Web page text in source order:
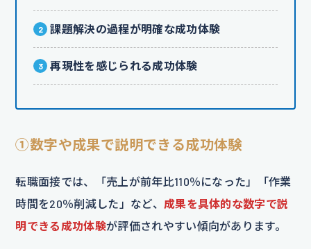
課題解決の過程が明確な成功体験
再現性を感じられる成功体験
①数字や成果で説明できる成功体験
転職面接では、「売上が前年比110％になった」「作業
時間を20％削減した」など、 成果を具体的な数字で説
明できる成功体験が評価されやすい傾向があります。